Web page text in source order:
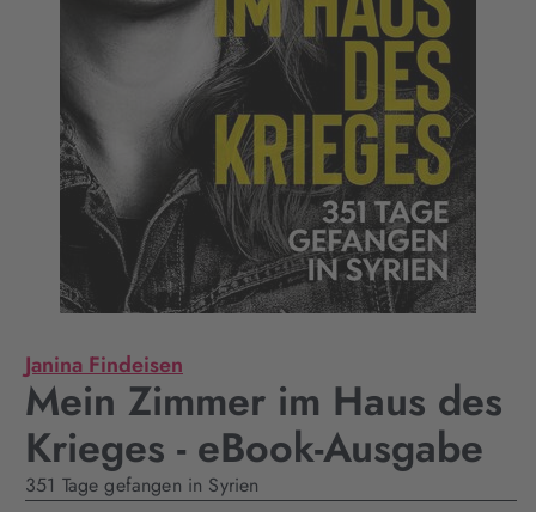
Janina Findeisen
Mein Zimmer im Haus des
Krieges - eBook-Ausgabe
351 Tage gefangen in Syrien